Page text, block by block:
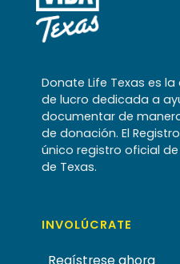
Donate Life Texas es
de lucro dedicada a
documentar de
de donación. El
único registro oficial
de Texas.
INVOLÚCRATE
Regístrese ahora